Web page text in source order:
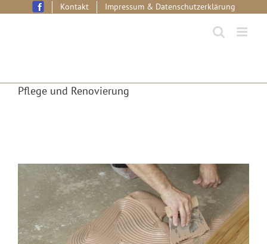
Kontakt Impressum & Datenschutzerklärung
Pflege und Renovierung